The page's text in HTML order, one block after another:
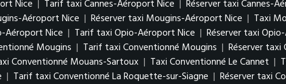
Nice | Tarif taxi Cannes-Aéroport Nice | Réserver taxi Cannes-
Aéroport Nice | Réserver taxi Mougins-Aéroport Nice | Taxi
Aéroport Nice | Tarif taxi Opio-Aéroport Nice | Réserver taxi
Mougins | Tarif taxi Conventionné Mougins | Réserver taxi
Conventionné Mouans-Sartoux | Taxi Conventionné Le Cannet |
| Tarif taxi Conventionné La Roquette-sur-Siagne | Réserver taxi